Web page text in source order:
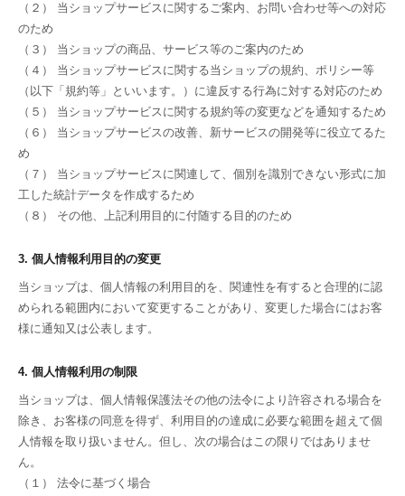
（２） 当ショップサービスに関するご案内、お問い合わせ等への対応
のため
（３） 当ショップの商品、サービス等のご案内のため
（４） 当ショップサービスに関する当ショップの規約、ポリシー等
（以下「規約等」といいます。）に違反する行為に対する対応のため
（５） 当ショップサービスに関する規約等の変更などを通知するため
（６） 当ショップサービスの改善、新サービスの開発等に役立てるた
め
（７） 当ショップサービスに関連して、個別を識別できない形式に加
工した統計データを作成するため
（８） その他、上記利用目的に付随する目的のため
3. 個人情報利用目的の変更
当ショップは、個人情報の利用目的を、関連性を有すると合理的に認
められる範囲内において変更することがあり、変更した場合にはお客
様に通知又は公表します。
4. 個人情報利用の制限
当ショップは、個人情報保護法その他の法令により許容される場合を
除き、お客様の同意を得ず、利用目的の達成に必要な範囲を超えて個
人情報を取り扱いません。但し、次の場合はこの限りではありませ
ん。
（１） 法令に基づく場合